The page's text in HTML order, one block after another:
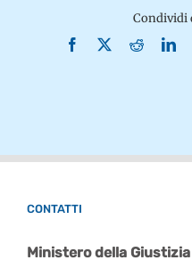
Condividi
Facebook
X Reddit
CONTATTI
Ministero della Giustizia